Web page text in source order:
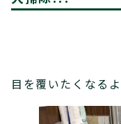
目を覆いたくなる